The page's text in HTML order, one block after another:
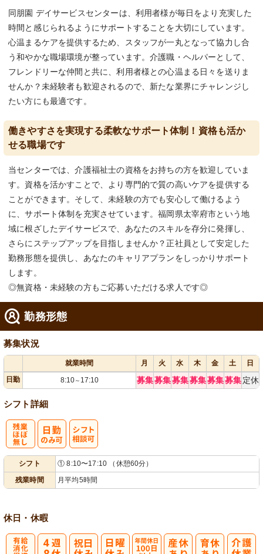
同朋園 デイサービスセンターは、利用者様が毎日をより充実した
時間と感じられるようにサポートすることを大切にしています。
心温まるケアを提供するため、スタッフが一丸となって協力し合
う和やかな職場環境が整っています。介護職・ヘルパーとして、
フレンドリーな仲間と共に、利用者様との心温まる日々を送りま
せんか？未経験者も歓迎されるので、新たな業界にチャレンジし
たい方にも最適です。
働きやすさを実現する柔軟なサポート体制！資格も活か
せる職場です
当センターでは、介護福祉士の資格をお持ちの方を歓迎していま
す。資格を活かすことで、より専門的で質の高いケアを提供する
ことができます。そして、未経験の方でも安心して働けるよう
に、サポート体制を充実させています。福岡県太宰府市という地
域に根ざしたデイサービスで、あなたのスキルを存分に発揮し、
さらにステップアップを目指しませんか？正社員として安定した
勤務形態を提供し、あなたのキャリアプランをしっかりサポート
します。
◎無資格・未経験の方もご応募いただける求人です◎
勤務形態
募集状況
就業時間 月 火 水 木 金 土
日
日勤
8:10～ 17:10 募集募集募集募集募集募集 定休
シフト詳細
シフト
① 8:10〜17:10 （休憩60分）
残業時間
月平均5時間
休日・休暇